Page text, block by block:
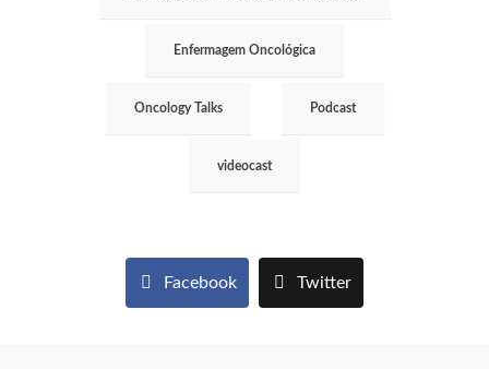
Enfermagem Oncológica
Oncology Talks Podcast
videocast
Facebook Twitter